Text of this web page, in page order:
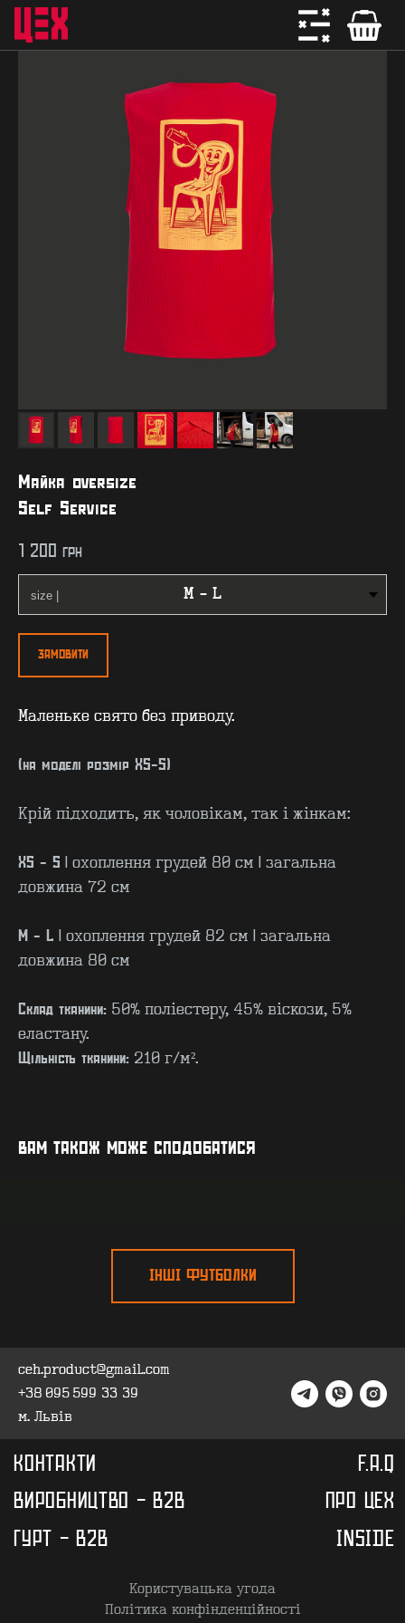
Майка oversize
Self Service
1 200 грн
ЗАМОВИТИ
Маленьке свято без приводу.
(на моделі розмір XS-S)
Крій підходить, як чоловікам, так і жінкам:
XS - S | охоплення грудей 80 см | загальна
довжина 72 см
M - L | охоплення грудей 82 см | загальна
довжина 80 см
Склад тканини: 50% поліестеру, 45% віскози, 5%
еластану.
Щільність тканини: 210 г/м².
ВАМ ТАКОЖ МОЖЕ СПОДОБАТИСЯ
ІНШІ ФУТБОЛКИ
ceh.product@gmail.com
+38 095 599 33 39
м. Львів
Користувацька угода
Політика конфінденційності